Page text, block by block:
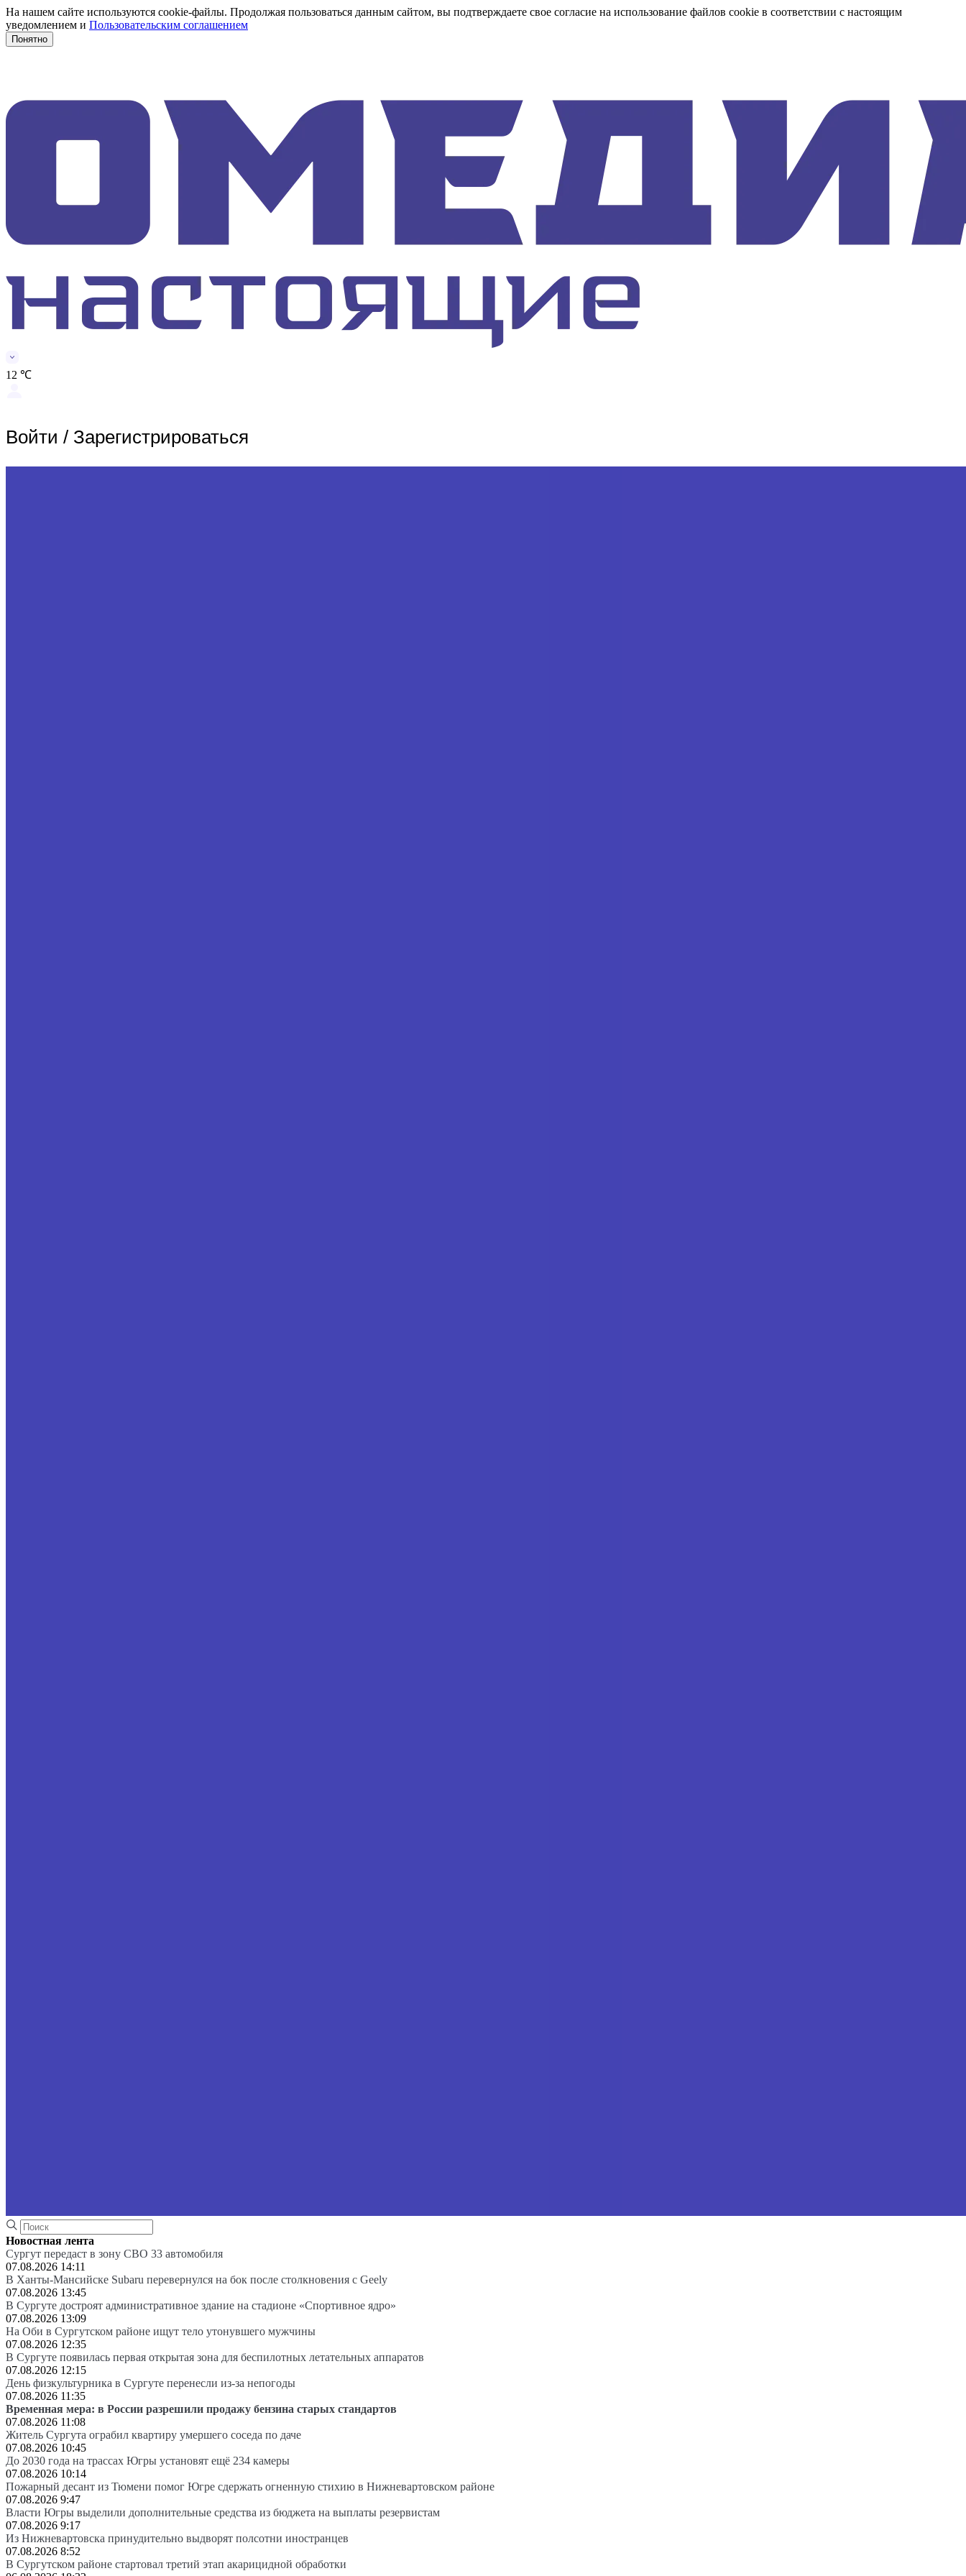
На нашем сайте используются cookie-файлы. Продолжая пользоваться данным сайтом, вы подтверждаете свое согласие на использование файлов cookie в соответствии с настоящим
уведомлением и Пользовательским соглашением
Понятно
12 ℃
Войти / Зарегистрироваться
Новостная лента
Сургут передаст в зону СВО 33 автомобиля
07.08.2026 14:11
В Ханты-Мансийске Subaru перевернулся на бок после столкновения с Geely
07.08.2026 13:45
В Сургуте достроят административное здание на стадионе «Спортивное ядро»
07.08.2026 13:09
На Оби в Сургутском районе ищут тело утонувшего мужчины
07.08.2026 12:35
В Сургуте появилась первая открытая зона для беспилотных летательных аппаратов
07.08.2026 12:15
День физкультурника в Сургуте перенесли из-за непогоды
07.08.2026 11:35
Временная мера: в России разрешили продажу бензина старых стандартов
07.08.2026 11:08
Житель Сургута ограбил квартиру умершего соседа по даче
07.08.2026 10:45
До 2030 года на трассах Югры установят ещё 234 камеры
07.08.2026 10:14
Пожарный десант из Тюмени помог Югре сдержать огненную стихию в Нижневартовском районе
07.08.2026 9:47
Власти Югры выделили дополнительные средства из бюджета на выплаты резервистам
07.08.2026 9:17
Из Нижневартовска принудительно выдворят полсотни иностранцев
07.08.2026 8:52
В Сургутском районе стартовал третий этап акарицидной обработки